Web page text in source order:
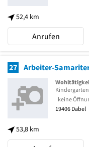
52,4 km
Anrufen
27 Arbeiter-
53,8 km
Kindergarten
keine
19406 Dabel